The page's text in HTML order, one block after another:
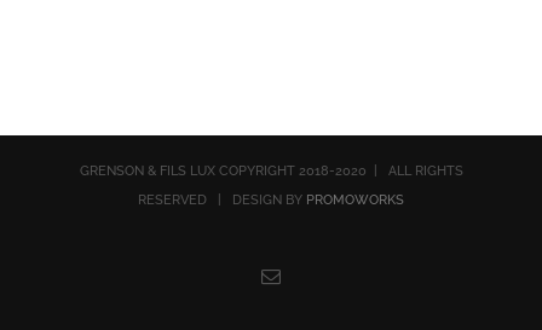
GRENSON & FILS LUX COPYRIGHT 2018-2020 | ALL RIGHTS
RESERVED | DESIGN BY PROMOWORKS
Email